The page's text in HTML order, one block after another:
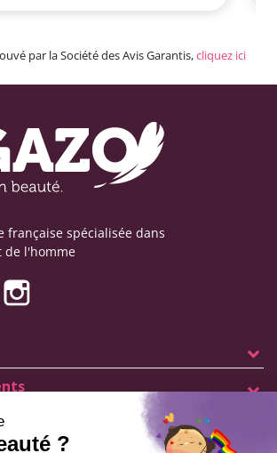
par la Société des Avis Garantis,cliquez ici
française spécialisée dans
de l'homme